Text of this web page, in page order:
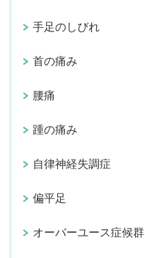
手足のしびれ
首の痛み
腰痛
踵の痛み
自律神経失調症
偏平足
オーバーユース症候群